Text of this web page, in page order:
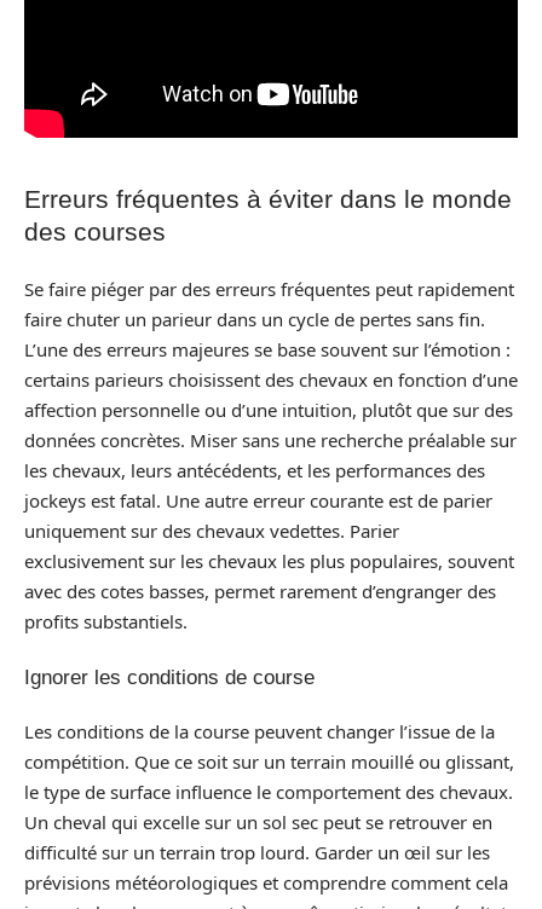
Erreurs fréquentes à éviter dans le monde
des courses
Se faire piéger par des erreurs fréquentes peut rapidement
faire chuter un parieur dans un cycle de pertes sans fin.
L’une des erreurs majeures se base souvent sur l’émotion :
certains parieurs choisissent des chevaux en fonction d’une
affection personnelle ou d’une intuition, plutôt que sur des
données concrètes. Miser sans une recherche préalable sur
les chevaux, leurs antécédents, et les performances des
jockeys est fatal. Une autre erreur courante est de parier
uniquement sur des chevaux vedettes. Parier
exclusivement sur les chevaux les plus populaires, souvent
avec des cotes basses, permet rarement d’engranger des
profits substantiels.
Ignorer les conditions de course
Les conditions de la course peuvent changer l’issue de la
compétition. Que ce soit sur un terrain mouillé ou glissant,
le type de surface influence le comportement des chevaux.
Un cheval qui excelle sur un sol sec peut se retrouver en
difficulté sur un terrain trop lourd. Garder un œil sur les
prévisions météorologiques et comprendre comment cela